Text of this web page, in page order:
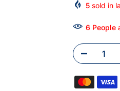
5 sold in
4 People